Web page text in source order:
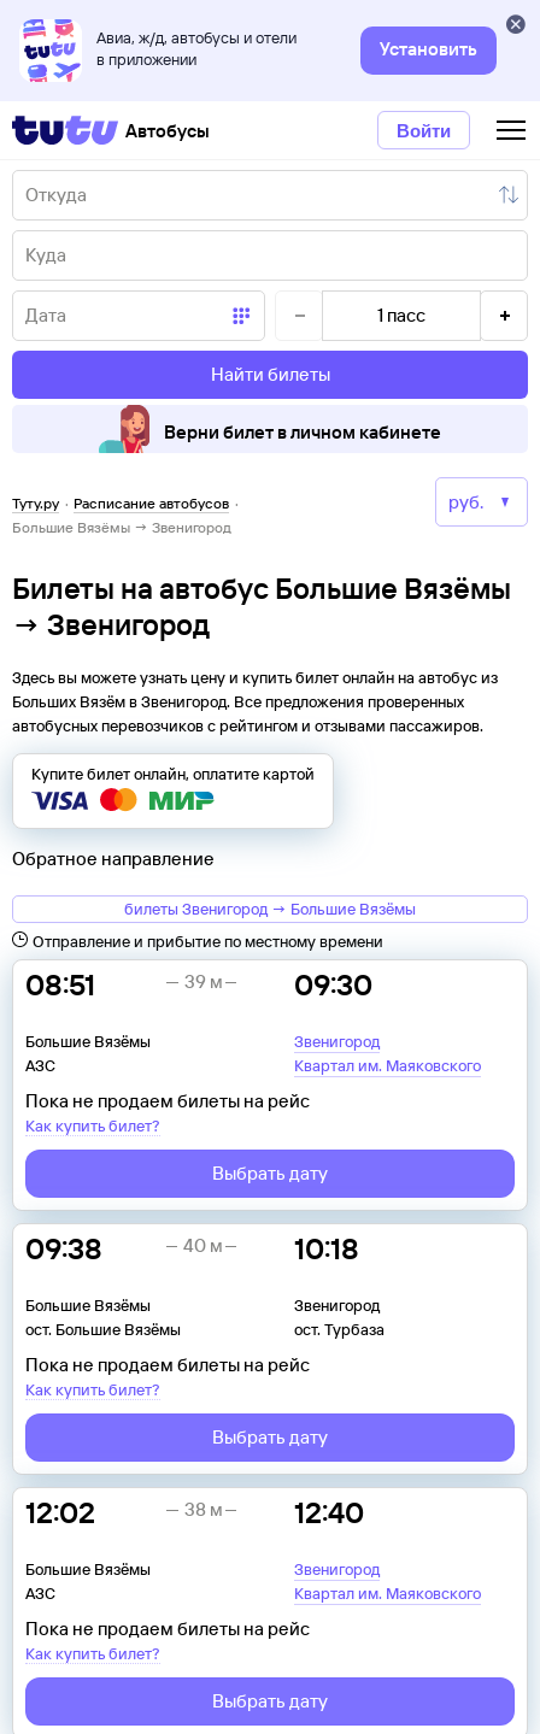
Авиа, ж/д, автобусы и отели
в приложении
Установить
Автобусы Войти
1 пасс
Найти билеты
Верни билет в личном кабинете
Туту.ру · Расписание автобусов ·
Большие Вязёмы → Звенигород
Билеты на автобус Большие Вязёмы
→ Звенигород
Здесь вы можете узнать цену и купить билет онлайн на автобус из
Больших ВязёмвЗвенигород. Все предложения проверенных
автобусных перевозчиков с рейтингом и отзывами пассажиров.
Купите билет онлайн, оплатите картой
Обратное направление
билеты Звенигород → Большие Вязёмы
Отправление и прибытие по местному времени
08:51
Большие Вязёмы
АЗС
09:30
Звенигород
Квартал им. Маяковского
39 м
Пока не продаем билеты на рейс
Как купить билет?
Выбрать дату
09:38
Большие Вязёмы
ост. Большие Вязёмы
10:18
Звенигород
ост. Турбаза
40 м
Пока не продаем билеты на рейс
Как купить билет?
Выбрать дату
12:02
Большие Вязёмы
АЗС
12:40
Звенигород
Квартал им. Маяковского
38 м
Пока не продаем билеты на рейс
Как купить билет?
Выбрать дату